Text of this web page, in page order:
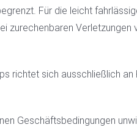
Für die leicht
zurechenbaren Verletzungen
richtet sich ausschließlich
Geschäftsbedingungen